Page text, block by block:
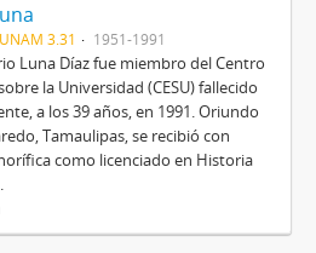
3.31 1951-1991
Luna Díaz fue miembro del Centro
la Universidad (CESU) fallecido
a los 39 años, en 1991. Oriundo
Tamaulipas, se recibió con
como licenciado en Historia